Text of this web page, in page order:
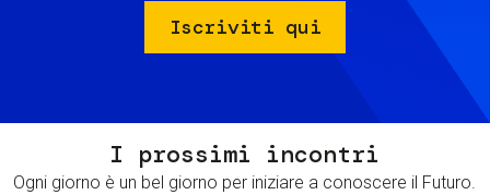
Iscriviti qui
I prossimi incontri
Ogni giorno è un bel giorno per iniziare a conoscere il Futuro.